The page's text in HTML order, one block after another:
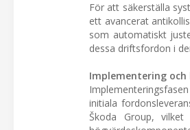
För att säkerställa
ett avancerat
som automatiskt
dessa driftsfordon i
Implementering
initiala
Škoda Group,